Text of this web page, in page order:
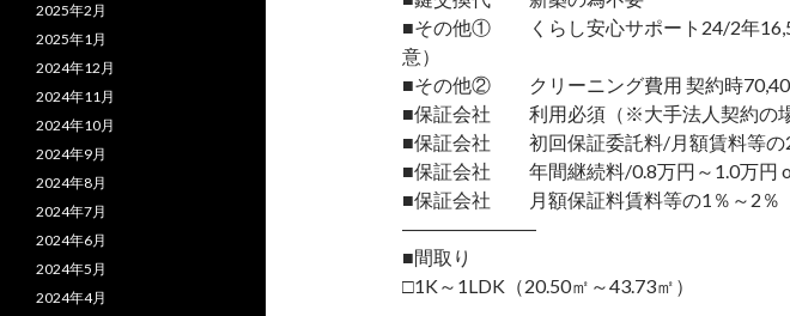
■その他① くらし安心サポート24/2年
意）
■その他② クリーニング費用 契約時70,400
■保証会社 利用必須（※大手法人契約の場
■保証会社 初回保証委託料/月額賃料等の
■保証会社 年間継続料/0.8万円～1.0万円
■保証会社 月額保証料賃料等の1％～2％
―――――――
■間取り
□1K～1LDK（20.50㎡～43.73㎡）
2025年2月
2025年1月
2024年12月
2024年11月
2024年10月
2024年9月
2024年8月
2024年7月
2024年6月
2024年5月
2024年4月